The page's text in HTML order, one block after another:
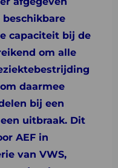
capaciteit bij de
om alle
daarmee
bij een
uitbraak. Dit
AEF in
van VWS,